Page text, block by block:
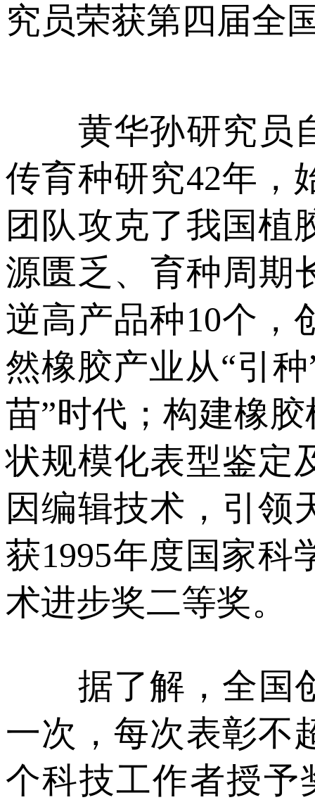
究员荣获第四届全
黄华孙研究员自
传育种研究42年，
团队攻克了我国植
源匮乏、育种周期
逆高产品种10个，
然橡胶产业从“引
苗”时代；构建橡
状规模化表型鉴定
因编辑技术，引领
获1995年度国家科
术进步奖二等奖。
据了解，全国创
一次，每次表彰不
个科技工作者授予